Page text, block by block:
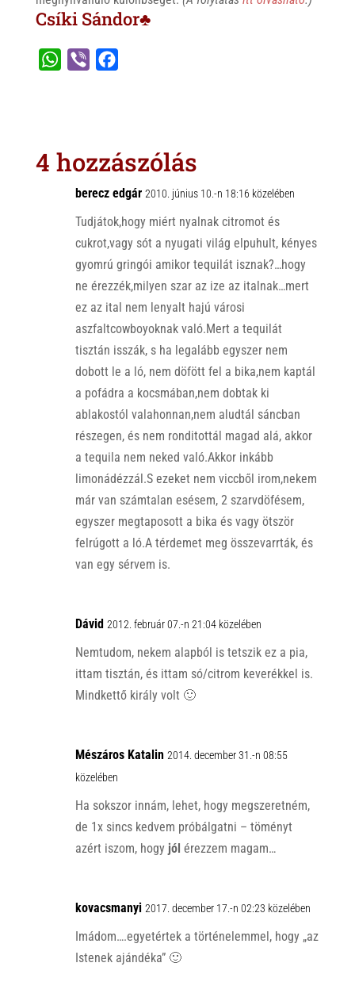
Csíki Sándor♣
A
o
o
k
4 hozzászólás
berecz edgár 2010. június 10.-n 18:16 közelében
Tudjátok,hogy miért nyalnak citromot és
cukrot,vagy sót a nyugati világ elpuhult, kényes
gyomrú gringói amikor tequilát isznak?…hogy
ne érezzék,milyen szar az ize az italnak…mert
ez az ital nem lenyalt hajú városi
aszfaltcowboyoknak való.Mert a tequilát
tisztán isszák, s ha legalább egyszer nem
dobott le a ló, nem döfött fel a bika,nem kaptál
a pofádra a kocsmában,nem dobtak ki
ablakostól valahonnan,nem aludtál sáncban
részegen, és nem ronditottál magad alá, akkor
a tequila nem neked való.Akkor inkább
limonádézzál.S ezeket nem viccből irom,nekem
már van számtalan esésem, 2 szarvdöfésem,
egyszer megtaposott a bika és vagy ötször
felrúgott a ló.A térdemet meg összevarrták, és
van egy sérvem is.
Dávid 2012. február 07.-n 21:04 közelében
Nemtudom, nekem alapból is tetszik ez a pia,
ittam tisztán, és ittam só/citrom keverékkel is.
Mindkettő király volt 🙂
Mészáros Katalin 2014. december 31.-n 08:55
közelében
Ha sokszor innám, lehet, hogy megszeretném,
de 1x sincs kedvem próbálgatni – töményt
azért iszom, hogy jól érezzem magam…
kovacsmanyi 2017. december 17.-n 02:23 közelében
Imádom….egyetértek a történelemmel, hogy „az
Istenek ajándéka” 🙂